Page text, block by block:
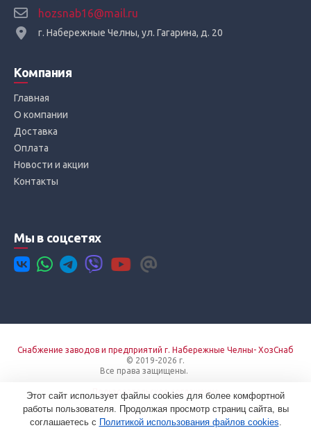
hozsnab16@mail.ru
г. Набережные Челны, ул. Гагарина, д. 20
Компания
Главная
О компании
Доставка
Оплата
Новости и акции
Контакты
Мы в соцсетях
Снабжение заводов и предприятий г. Набережные Челны- ХозСнаб
© 2019-2026 г.
Все права защищены.
Пользовательское соглашение
Создание сайтов в
Этот сайт использует файлы cookies для более комфортной
работы пользователя. Продолжая просмотр страниц сайта, вы
соглашаетесь с Политикой использования файлов cookies.